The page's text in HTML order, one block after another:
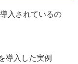
入されているの
導入した実例